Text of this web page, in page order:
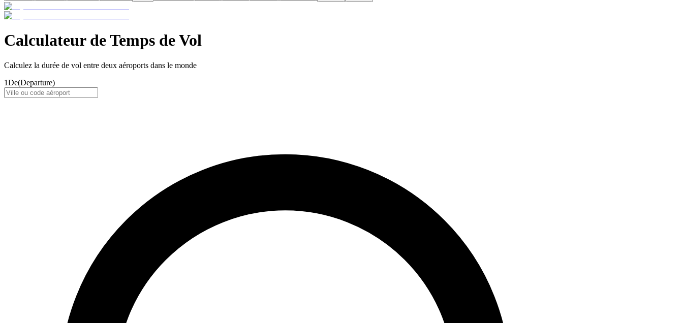
Calculateur de Temps de Vol
Calculez la durée de vol entre deux aéroports dans le monde
1De(Departure)